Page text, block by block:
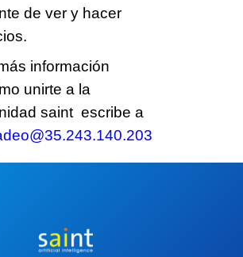
de ver y hacer
información
unirte a la
saint escribe a